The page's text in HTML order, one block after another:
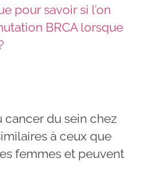
pour savoir si l’on
BRCA lorsque
du sein chez
à ceux que
femmes et peuvent